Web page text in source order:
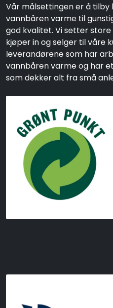
Vår målsettingen er å
vannbåren varme til
god kvalitet. Vi setter
kjøper in og selger til våre
leverandørene som har
vannbåren varme og har
som dekker alt fra små